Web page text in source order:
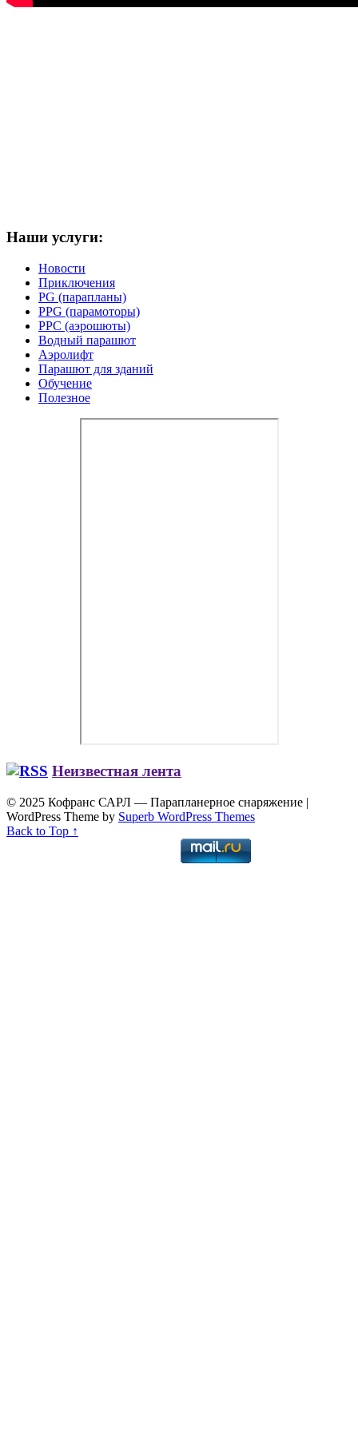
Наши услуги:
Новости
Приключения
PG (парапланы)
PPG (парамоторы)
PPC (аэрошюты)
Водный парашют
Аэролифт
Парашют для зданий
Обучение
Полезное
Неизвестная лента
© 2025 Кофранс САРЛ — Парапланерное снаряжение |
WordPress Theme by Superb WordPress Themes
Back to Top ↑